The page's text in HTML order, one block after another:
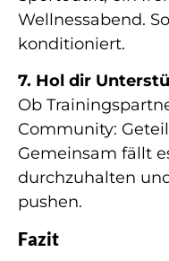
Wellnessabend.
konditioniert.
7. Hol dir
Ob
Community:
Gemeinsam fällt
durchzuhalten
pushen.
Fazit